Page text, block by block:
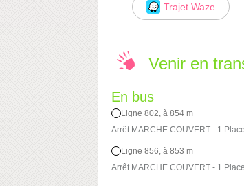
Trajet Waze
Venir en
En bus
Ligne 802, à 854 m
Arrêt MARCHE COUVERT - 1
Ligne 856, à 853 m
Arrêt MARCHE COUVERT - 1